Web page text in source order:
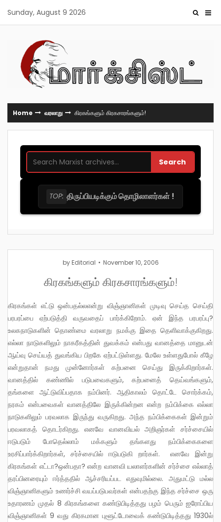
content
Sunday, August 9 2026
Home வரலாறு கிரகங்களும் கிரகசாரங்களும்!
Search
TOP: திருப்பியடிக்கும் தொழிலாளர்கள் !
by Editorial November 10, 2006
கிரகங்களும் கிரகசாரங்களும்!
கிரகங்கள் எட்டு ஒன்பதல்லஎன்று விஞ்ஞானிகள் முடிவு செய்த செய்தி
பரபரப்பை ஏற்படுத்தி வருவதைப் பார்க்கிறோம். ஏன் இந்த பரபரப்பு?
உலகநாடுகளின் தொண்மை வரலாறு நமக்கு இதை தெளிவாக்குகிறது.
எல்லா நாடுகளிலும் நாகரீகத்தின் துவக்கம் என்பது வானத்தை மானுடன்
ஆய்வு செய்யத் துவங்கிய பிறகே ஏற்பட்டுள்ளது. மேலே உள்ளதுபோல் கீழே
என்றுதான் நமது முன்னோர்கள் கற்பனை செய்து இருக்கிறார்கள்.
வானத்தில் கண்ணில் படுபவைகளும், கற்பனைத் தெய்வங்களும்,
தங்களை ஆட்டுவிப்பதாக நம்பினர். ஆதிகாலம் தொட்டே சொர்க்கம்,
நரகம் என்பவைகள் வானத்திலே இருக்கின்றன என்ற நம்பிக்கை எல்லா
நாடுகளிலும் பரவலாக இருந்து வருகிறது. அந்த நம்பிக்கைகள் இன்றும்
பரவலாகத் தொடர்கிறது. எனவே வானவியல் அறிஞர்கள் சர்ச்சையில்
ஈடுபடும் போதெல்லாம் மக்களும் தங்களது நம்பிக்கைகளை
உரசிப்பார்க்கிறார்கள், சர்ச்சையில் ஈடுபடுகி றார்கள். எனவே இன்று
கிரகங்கள் எட்டா?ஒன்பதா? என்ற வானவி யலாளர்களின் சர்ச்சை எல்லாத்
தரப்பினரையும் ஈர்த்ததில் ஆச்சரியப்பட எதுவுமில்லை. அதுமட்டு மல்ல
விஞ்ஞானிகளும் உணர்ச்சி வயப்படுபவர்கள் என்பதற்கு இந்த சர்ச்சை ஒரு
உதாரணம் முதல் 8 கிரகங்களை கண்டுபிடித்தது பழம் பெரும் ஐரோப்பிய
விஞ்ஞானிகள் 9 வது கிரகமான புளூட்டோவைக் கண்டுபிடித்தது 1930ல்